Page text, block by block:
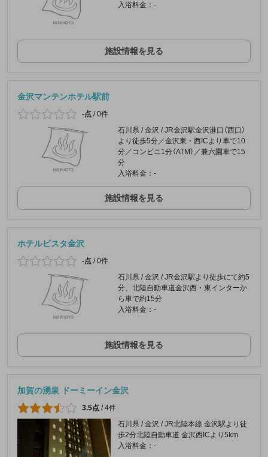
入浴料金：-
施設情報を見る
金沢マンテンホテル駅前
-点 /0件
石川県 / 金沢 / JR金沢駅金沢港口（西口）
より徒歩5分／金沢東・西ICより車で10
分／コンビニ1分（ATM）／兼六園車で15
分
入浴料金：-
施設情報を見る
ホテルビスタ金沢
-点 /0件
石川県 / 金沢 / JR金沢駅より徒歩にて約5
分、北陸自動車道金沢西・東インターか
ら車で約15分
入浴料金：-
施設情報を見る
加賀の湧泉 ドーミーイン金沢
3.5点 /4件
石川県 / 金沢 / JR北陸本線 金沢駅より徒
歩2分北陸自動車道 金沢西ICより5km
入浴料金：-